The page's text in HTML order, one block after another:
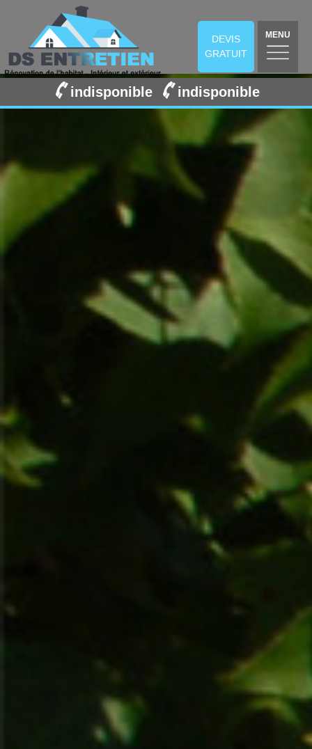
DEVIS
GRATUIT
MENU
indisponible indisponible